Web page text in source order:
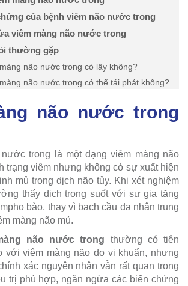
của bệnh viêm não nước trong
viêm màng não nước trong
thường gặp
não nước trong có lây không?
não nước trong có thể tái phát không?
não nước trong
trong là một dạng viêm màng não
trạng viêm nhưng không có sự xuất hiện
mủ trong dịch não tủy. Khi xét nghiệm
thấy dịch trong suốt với sự gia tăng
bào, thay vì bạch cầu đa nhân trung
màng não mủ.
não nước trong thường có tiên
với viêm màng não do vi khuẩn, nhưng
xác nguyên nhân vẫn rất quan trọng
trị phù hợp, ngăn ngừa các biến chứng